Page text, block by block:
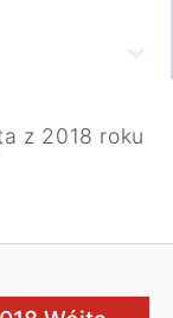
z 2018 roku
Gminy